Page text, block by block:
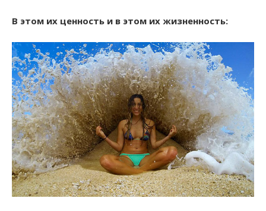
В этом их ценность и в этом их жизненность: